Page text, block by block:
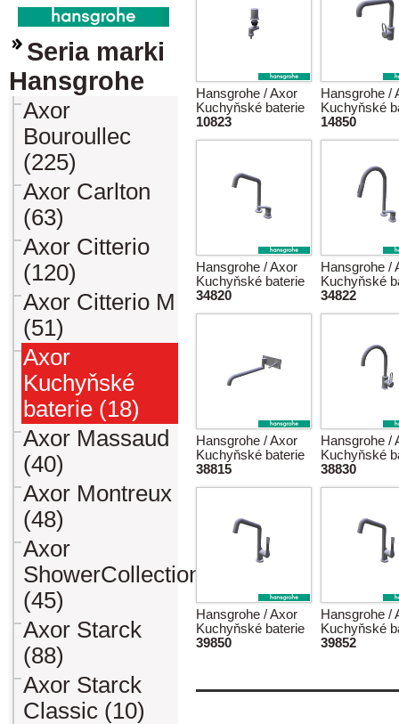
Seria marki
Hansgrohe
Axor
Bouroullec
(225)
Axor Carlton
(63)
Axor Citterio
(120)
Axor Citterio M
(51)
Axor
Kuchyňské
baterie (18)
Axor Massaud
(40)
Axor Montreux
(48)
Axor
ShowerCollection
(45)
Axor Starck
(88)
Axor Starck
Classic (10)
Hansgrohe / Axor
Kuchyňské baterie
10823
Hansgrohe /
Kuchyňské
14850
Hansgrohe / Axor
Kuchyňské baterie
34820
Hansgrohe /
Kuchyňské
34822
Hansgrohe / Axor
Kuchyňské baterie
38815
Hansgrohe /
Kuchyňské
38830
Hansgrohe / Axor
Kuchyňské baterie
39850
Hansgrohe /
Kuchyňské
39852